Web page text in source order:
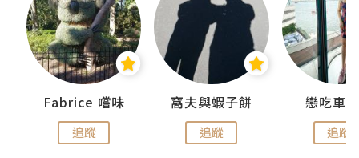
Fabrice 嚐味
追蹤
窩夫與蝦子餅
追蹤
戀吃車
追蹤